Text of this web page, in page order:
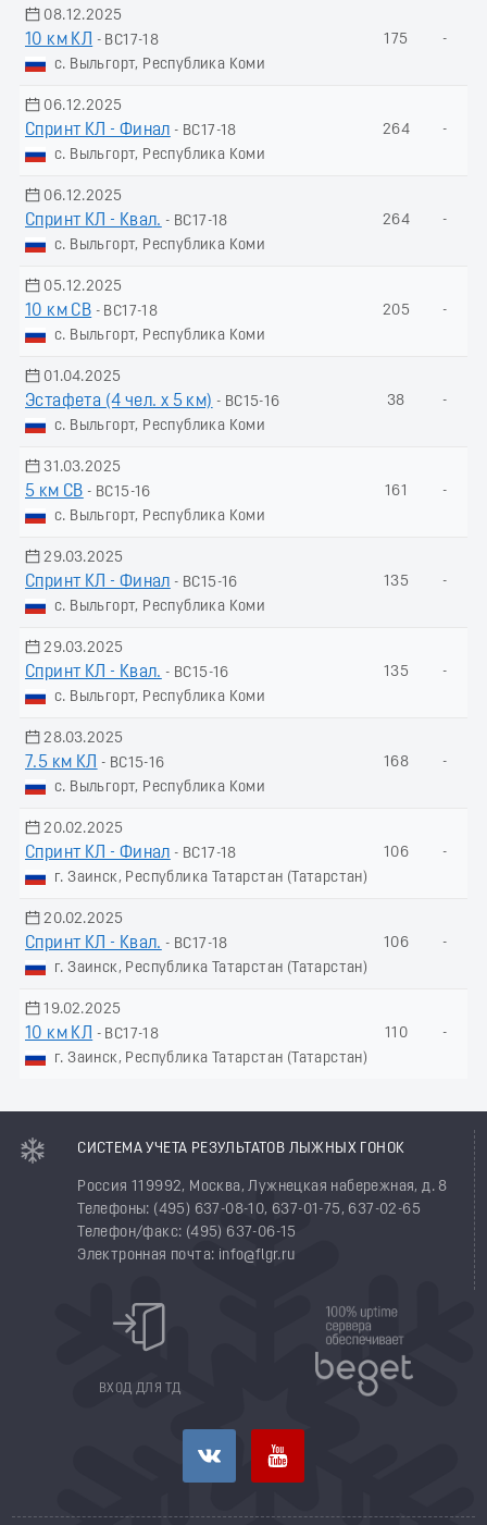
08.12.2025
10 км КЛ
- ВС17-18
с. Выльгорт, Республика Коми
175 -
06.12.2025
Спринт КЛ - Финал - ВС17-18
с. Выльгорт, Республика Коми
264 -
06.12.2025
Спринт КЛ - Квал. - ВС17-18
с. Выльгорт, Республика Коми
264 -
05.12.2025
10 км СВ - ВС17-18
с. Выльгорт, Республика Коми
205 -
01.04.2025
Эстафета (4 чел. х 5 км) - ВС15-16
с. Выльгорт, Республика Коми
38 -
31.03.2025
5 км СВ - ВС15-16
с. Выльгорт, Республика Коми
161 -
29.03.2025
Спринт КЛ - Финал - ВС15-16
с. Выльгорт, Республика Коми
135 -
29.03.2025
Спринт КЛ - Квал. - ВС15-16
с. Выльгорт, Республика Коми
135 -
28.03.2025
7.5 км КЛ
- ВС15-16
с. Выльгорт, Республика Коми
168 -
20.02.2025
Спринт КЛ - Финал - ВС17-18
г. Заинск, Республика Татарстан (Татарстан)
106 -
20.02.2025
Спринт КЛ - Квал. - ВС17-18
г. Заинск, Республика Татарстан (Татарстан)
106 -
19.02.2025
10 км КЛ
- ВС17-18
г. Заинск, Республика Татарстан (Татарстан)
110 -
СИСТЕМА УЧЕТА РЕЗУЛЬТАТОВ ЛЫЖНЫХ ГОНОК
Россия 119992, Москва, Лужнецкая набережная, д. 8
Телефоны: (495) 637-08-10, 637-01-75, 637-02-65
Телефон/факс: (495) 637-06-15
Электронная почта: info@flgr.ru
ВХОД ДЛЯ ТД